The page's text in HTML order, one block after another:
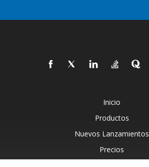
Inicio
Productos
Nuevos Lanzamientos
Precios